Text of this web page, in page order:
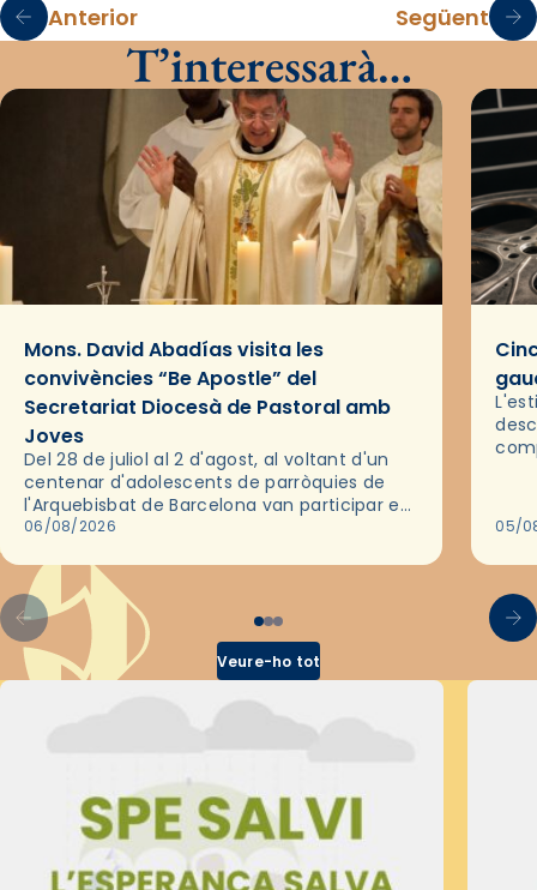
Anterior Següent
T’interessarà…
Mons. David Abadías visita les
convivències “Be Apostle” del
Secretariat Diocesà de Pastoral amb
Joves
Del 28 de juliol al 2 d'agost, al voltant d'un
centenar d'adolescents de parròquies de
l'Arquebisbat de Barcelona van participar en
les convivències Be Apostle, organitzades
06/08/2026 05/
Veure-ho tot